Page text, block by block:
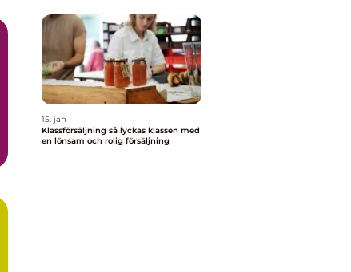
15. jan
Klassförsäljning så lyckas klassen med
en lönsam och rolig försäljning